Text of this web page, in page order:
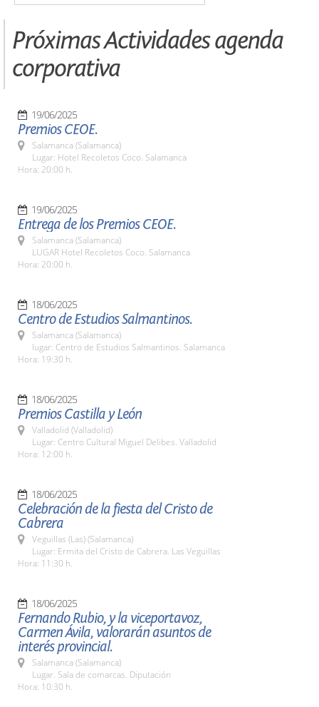
Próximas Actividades agenda
corporativa
19/06/2025
Premios CEOE.
Salamanca (Salamanca)
Lugar: Hotel Recoletos Coco. Salamanca
Hora: 20:00 h.
19/06/2025
Entrega de los Premios CEOE.
Salamanca (Salamanca)
LUGAR Hotel Recoletos Coco. Salamanca
Hora: 20:00 h.
18/06/2025
Centro de Estudios Salmantinos.
Salamanca (Salamanca)
lugar: Centro de Estudios Salmantinos. Salamanca
Hora: 19:30 h.
18/06/2025
Premios Castilla y León
Valladolid (Valladolid)
Lugar: Centro Cultural Miguel Delibes. Valladolid
Hora: 12:00 h.
18/06/2025
Celebración de la fiesta del Cristo de
Cabrera
Veguillas (Las) (Salamanca)
Lugar: Ermita del Cristo de Cabrera. Las Veguillas
Hora: 11:30 h.
18/06/2025
Fernando Rubio, y la viceportavoz,
Carmen Ávila, valorarán asuntos de
interés provincial.
Salamanca (Salamanca)
Lugar. Sala de comarcas. Diputación
Hora: 10:30 h.